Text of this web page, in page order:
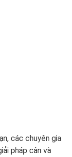
các chuyên gia
pháp cân và